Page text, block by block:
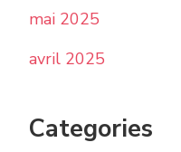
mai 2025
avril 2025
Categories